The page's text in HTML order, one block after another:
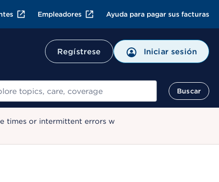
Empleadores Ayuda para pagar sus facturas
Regístrese Iniciar sesión
Buscar
times or intermittent errors w